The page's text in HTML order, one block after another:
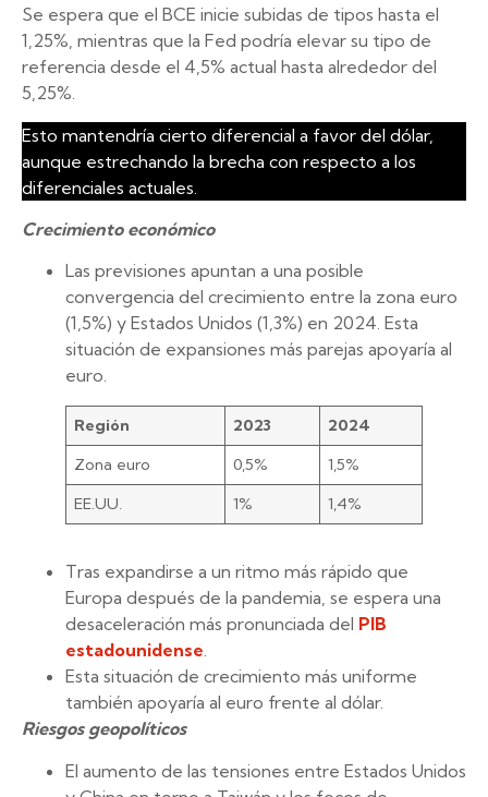
Se espera que el BCE inicie subidas de tipos hasta el
1,25%, mientras que la Fed podría elevar su tipo de
referencia desde el 4,5% actual hasta alrededor del
5,25%.
Esto mantendría cierto diferencial a favor del dólar,
aunque estrechando la brecha con respecto a los
diferenciales actuales.
Crecimiento económico
Las previsiones apuntan a una posible
convergencia del crecimiento entre la zona euro
(1,5%) y Estados Unidos (1,3%) en 2024. Esta
situación de expansiones más parejas apoyaría al
euro.
Región 2023
2024
Zona euro
0,5%
1,5%
EE.UU.
1% 1,4%
Tras expandirse a un ritmo más rápido que
Europa después de la pandemia, se espera una
desaceleración más pronunciada del PIB
estadounidense.
Esta situación de crecimiento más uniforme
también apoyaría al euro frente al dólar.
Riesgos geopolíticos
El aumento de las tensiones entre Estados Unidos